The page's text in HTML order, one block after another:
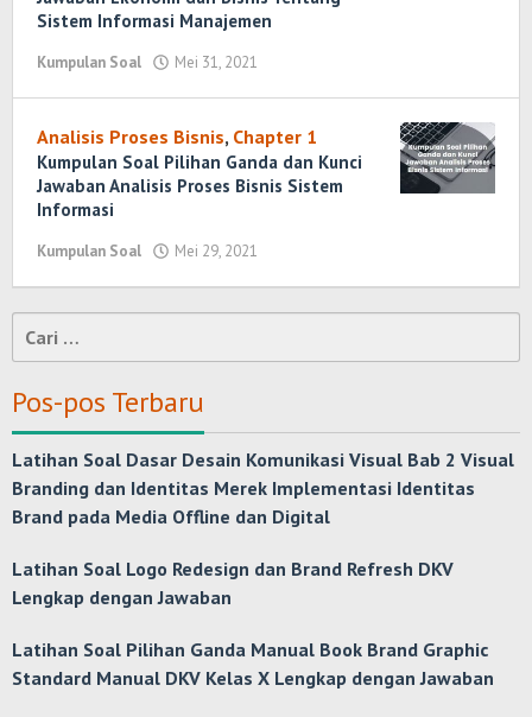
Sistem Informasi Manajemen
Kumpulan Soal Mei 31, 2021
Analisis Proses Bisnis, Chapter 1
Kumpulan Soal Pilihan Ganda dan Kunci
Jawaban Analisis Proses Bisnis Sistem
Informasi
Kumpulan Soal Mei 29, 2021
Cari
untuk:
Pos-pos Terbaru
Latihan Soal Dasar Desain Komunikasi Visual Bab 2 Visual
Branding dan Identitas Merek Implementasi Identitas
Brand pada Media Offline dan Digital
Latihan Soal Logo Redesign dan Brand Refresh DKV
Lengkap dengan Jawaban
Latihan Soal Pilihan Ganda Manual Book Brand Graphic
Standard Manual DKV Kelas X Lengkap dengan Jawaban